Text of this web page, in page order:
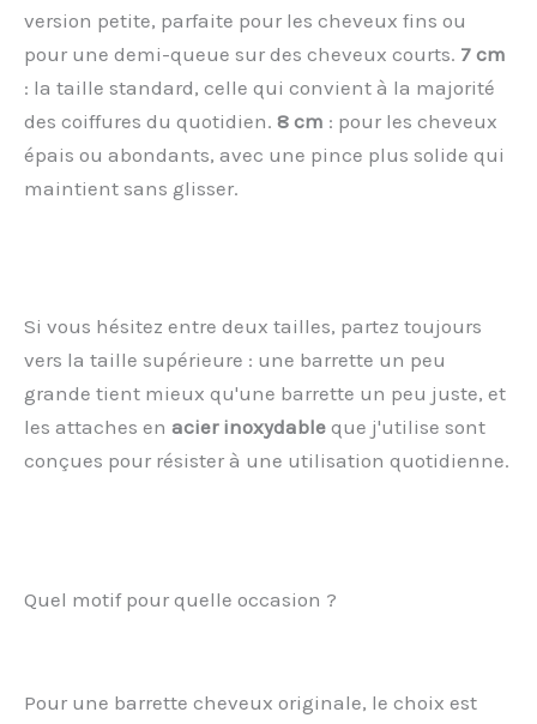
version petite, parfaite pour les cheveux fins ou
pour une demi-queue sur des cheveux courts. 7 cm
: la taille standard, celle qui convient à la majorité
des coiffures du quotidien. 8 cm : pour les cheveux
épais ou abondants, avec une pince plus solide qui
maintient sans glisser.
Si vous hésitez entre deux tailles, partez toujours
vers la taille supérieure : une barrette un peu
grande tient mieux qu'une barrette un peu juste, et
les attaches en acier inoxydable que j'utilise sont
conçues pour résister à une utilisation quotidienne.
Quel motif pour quelle occasion ?
Pour une barrette cheveux originale, le choix est